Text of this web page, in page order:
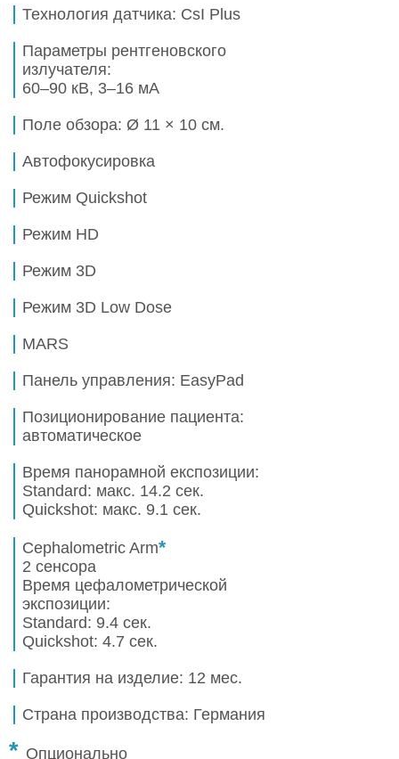
Технология датчика: CsI Plus
Параметры рентгеновского
излучателя:
60–90 кВ, 3–16 мА
Поле обзора: Ø 11 × 10 см.
Автофокусировка
Режим Quickshot
Режим HD
Режим 3D
Режим 3D Low Dose
MARS
Панель управления: EasyPad
Позиционирование пациента:
автоматическое
Время панорамной експозиции:
Standard: макс. 14.2 сек.
Quickshot: макс. 9.1 сек.
Cephalometric Arm*
2 сенсора
Время цефалометрической
экспозиции:
Standard: 9.4 сек.
Quickshot: 4.7 сек.
Гарантия на изделие: 12 мес.
Страна производства: Германия
* Опционально